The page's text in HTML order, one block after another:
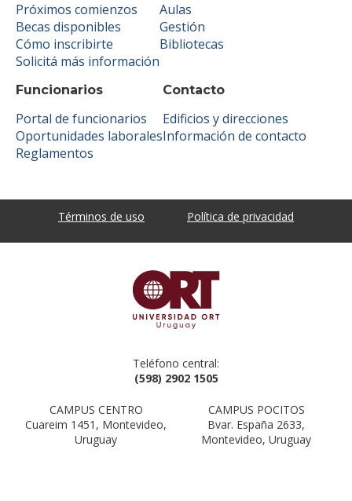
Próximos comienzos
Becas disponibles
Cómo inscribirte
Solicitá más información
Aulas
Gestión
Bibliotecas
Funcionarios
Portal de funcionarios
Oportunidades laborales
Reglamentos
Contacto
Edificios y direcciones
Información de contacto
Términos de uso Política de privacidad
Teléfono central:
(598) 2902 1505
CAMPUS CENTRO
Cuareim 1451, Montevideo,
Uruguay
CAMPUS POCITOS
Bvar. España 2633,
Montevideo, Uruguay